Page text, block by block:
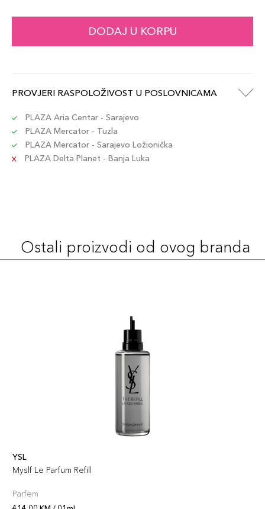
DODAJ U KORPU
PROVJERI RASPOLOŽIVOST U POSLOVNICAMA
PLAZA Aria Centar - Sarajevo
PLAZA Mercator - Tuzla
PLAZA Mercator - Sarajevo Ložionička
PLAZA Delta Planet - Banja Luka
Ostali proizvodi od ovog branda
YSL
Myslf Le Parfum Refill
Parfem